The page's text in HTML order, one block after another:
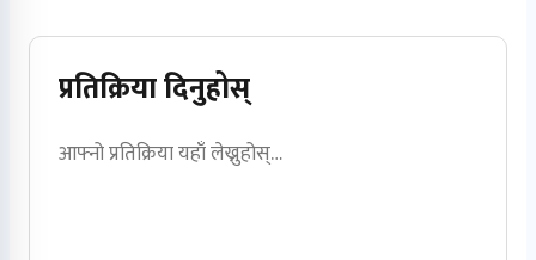
प्रतिक्रिया दिनुहोस्